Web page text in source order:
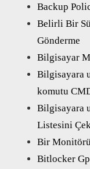
Backup
Belirli Bir
Gönderme
Bilgisayar
Bilgisayara
komutu
Bilgisayara
Listesini
Bir
Bitlocker